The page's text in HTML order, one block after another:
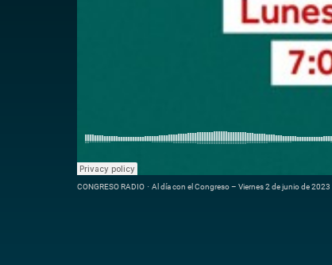
CONGRESO RADIO · Al día con el Congreso – Viernes 2 de junio de 2023